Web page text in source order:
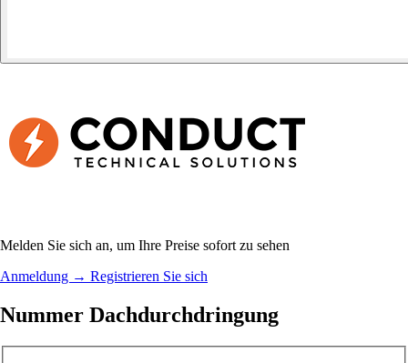
Melden Sie sich an, um Ihre Preise sofort zu sehen
Anmeldung → Registrieren Sie sich
Nummer Dachdurchdringung